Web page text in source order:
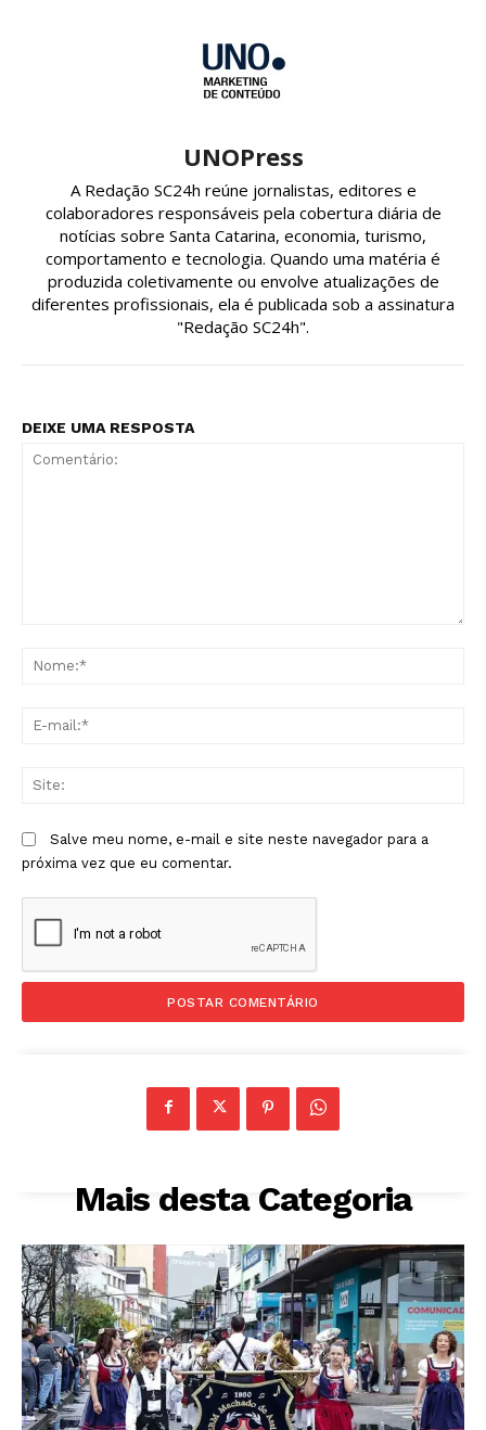
UNOPress
A Redação SC24h reúne jornalistas, editores e
colaboradores responsáveis pela cobertura diária de
notícias sobre Santa Catarina, economia, turismo,
comportamento e tecnologia. Quando uma matéria é
produzida coletivamente ou envolve atualizações de
diferentes profissionais, ela é publicada sob a assinatura
"Redação SC24h".
DEIXE UMA RESPOSTA
Salve meu nome, e-mail e site neste navegador para a
próxima vez que eu comentar.
Mais desta Categoria